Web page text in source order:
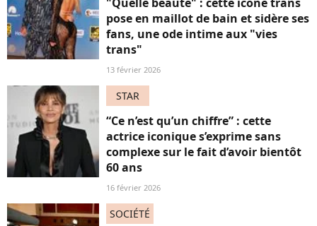
pose en maillot de bain et sidère ses
fans, une ode intime aux "vies
trans"
13 février 2026
STAR
“Ce n’est qu’un chiffre” : cette
actrice iconique s’exprime sans
complexe sur le fait d’avoir bientôt
60 ans
16 février 2026
SOCIÉTÉ